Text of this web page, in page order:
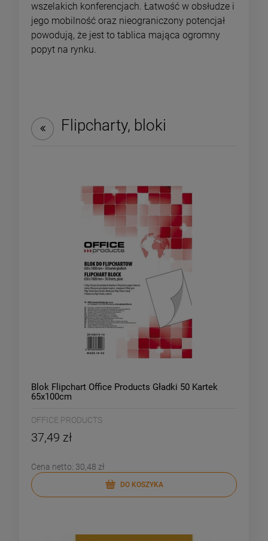
wszelakich konferencjach. Łatwość w obsłudze i
jego mobilność oraz nieograniczony potencjał
powodują, że jest to tablica mająca ogromny
popyt na rynku.
Flipcharty, bloki
Blok Flipchart Office Products Gładki 50 Kartek
65x100cm
OFFICE PRODUCTS
37,49 zł
Cena netto: 30,48 zł
DO KOSZYKA